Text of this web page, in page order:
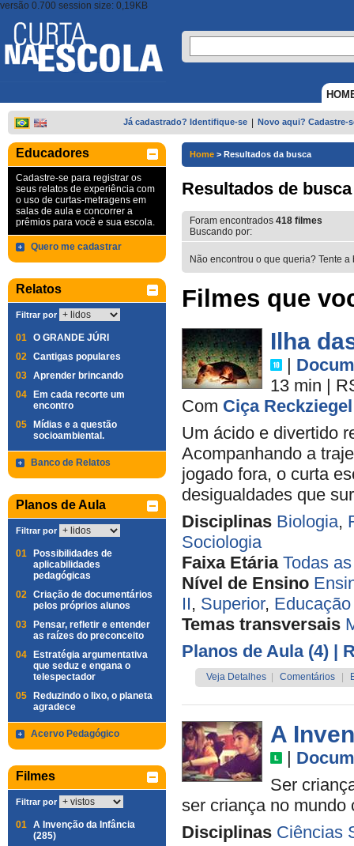
versão 0.700 session size: 0,19KB
Já cadastrado? Identifique-se Novo aqui? Cadastre-
Educadores
Cadastre-se para registrar os
seus relatos de experiência com
o uso de curtas-metragens em
salas de aula e concorrer a
prêmios para você e sua escola.
Quero me cadastrar
Relatos
Filtrar por
01 O GRANDE JÚRI
02 Cantigas populares
03 Aprender brincando
04
Em cada recorte um
encontro
05
Mídias e a questão
socioambiental.
Banco de Relatos
Planos de Aula
Filtrar por
01
Possibilidades de
aplicabilidades
pedagógicas
02 Criação de documentários
pelos próprios alunos
03
Pensar, refletir e entender
as raízes do preconceito
04
Estratégia argumentativa
que seduz e engana o
telespectador
05
Reduzindo o lixo, o planeta
agradece
Acervo Pedagógico
Filmes
Filtrar por
01 A Invenção da Infância
(285)
Home > Resultados da busca
Resultados de busca
Foram encontrados 418 filmes
Buscando por:
Não encontrou o que queria? Tente
Filmes que
Ilha
|
13 min |
Com Ciça Reckziegel
Um ácido e divertido
Acompanhando a
jogado fora, o curta
desigualdades que
Disciplinas Biologia,
Sociologia
Faixa Etária Todas
Nível de Ensino
II, Superior,
Temas transversais
Planos de Aula (4) |
Veja Detalhes Comentários
A
|
Ser
ser criança no mundo
Disciplinas Ciências